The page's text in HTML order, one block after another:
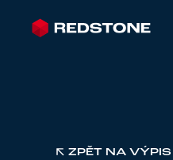
ZPĚT NA VÝPIS